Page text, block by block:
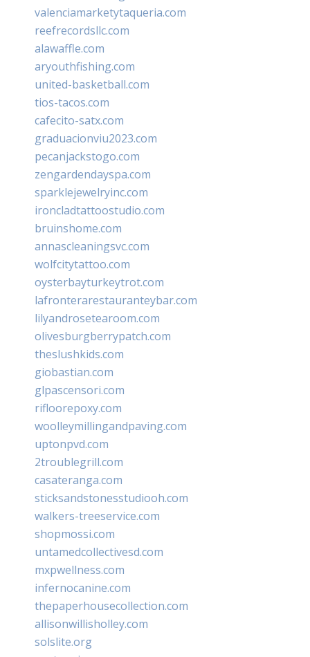
valenciamarketytaqueria.com
reefrecordsllc.com
alawaffle.com
aryouthfishing.com
united-basketball.com
tios-tacos.com
cafecito-satx.com
graduacionviu2023.com
pecanjackstogo.com
zengardendayspa.com
sparklejewelryinc.com
ironcladtattoostudio.com
bruinshome.com
annascleaningsvc.com
wolfcitytattoo.com
oysterbayturkeytrot.com
lafronterarestauranteybar.com
lilyandrosetearoom.com
olivesburgberrypatch.com
theslushkids.com
giobastian.com
glpascensori.com
rifloorepoxy.com
woolleymillingandpaving.com
uptonpvd.com
2troublegrill.com
casateranga.com
sticksandstonesstudiooh.com
walkers-treeservice.com
shopmossi.com
untamedcollectivesd.com
mxpwellness.com
infernocanine.com
thepaperhousecollection.com
allisonwillisholley.com
solslite.org